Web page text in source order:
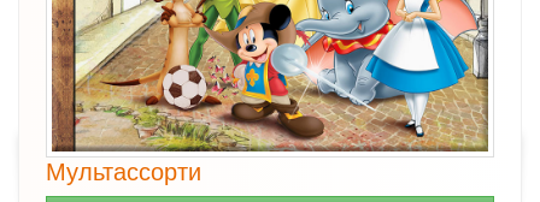
Мультассорти